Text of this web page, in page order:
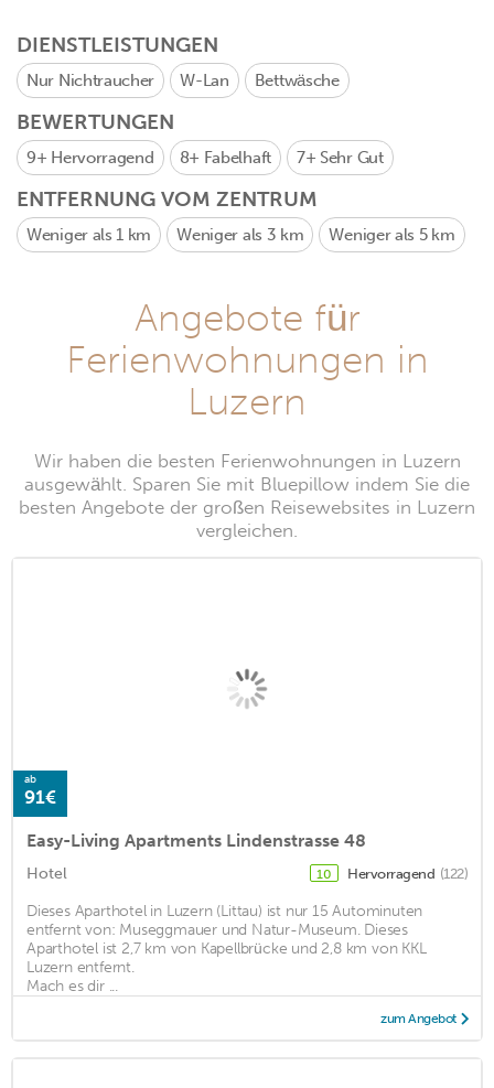
DIENSTLEISTUNGEN
Nur Nichtraucher W-Lan Bettwäsche
BEWERTUNGEN
9+ Hervorragend 8+ Fabelhaft 7+ Sehr Gut
ENTFERNUNG VOM ZENTRUM
Weniger als 1 km Weniger als 3 km Weniger als 5 km
Angebote für
Ferienwohnungen in
Luzern
Wir haben die besten Ferienwohnungen in Luzern
ausgewählt. Sparen Sie mit Bluepillow indem Sie die
besten Angebote der großen Reisewebsites in Luzern
vergleichen.
ab
91€
Easy-Living Apartments Lindenstrasse 48
Hotel 10 Hervorragend (122)
Dieses Aparthotel in Luzern (Littau) ist nur 15 Autominuten
entfernt von: Museggmauer und Natur-Museum. Dieses
Aparthotel ist 2,7 km von Kapellbrücke und 2,8 km von KKL
Luzern entfernt.
Mach es dir ...
zum Angebot